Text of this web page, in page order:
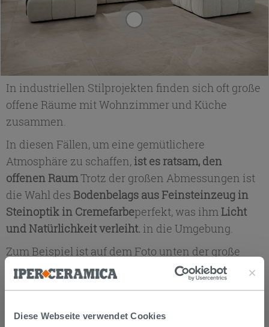
Diese Webseite verwendet Cookies
In industriellen Stilprojekten finden sich oft große
offene Räume mit Wohnzimmer und Küche
zusammen.
In diesen Fällen, um eine gemütlichere
Atmosphäre zu schaffen, ist es ratsam, den
offenen RaumTrotz der großen Abmessungen ist
die Wahl des Bodenbelags aus Feinsteinzeug in
Steinoptik in Cremefarbeperfekt, was ihmLicht
und Natürlichkeit verleiht. in die Umgebung.
Zum Beispiel ist auf dem Foto unten der große
offene Raum im industriellen Stil trotz seiner
beträchtlichen Größe dank der Naturfarben an
und der groben Stoffaccessoires gut ausgewogen